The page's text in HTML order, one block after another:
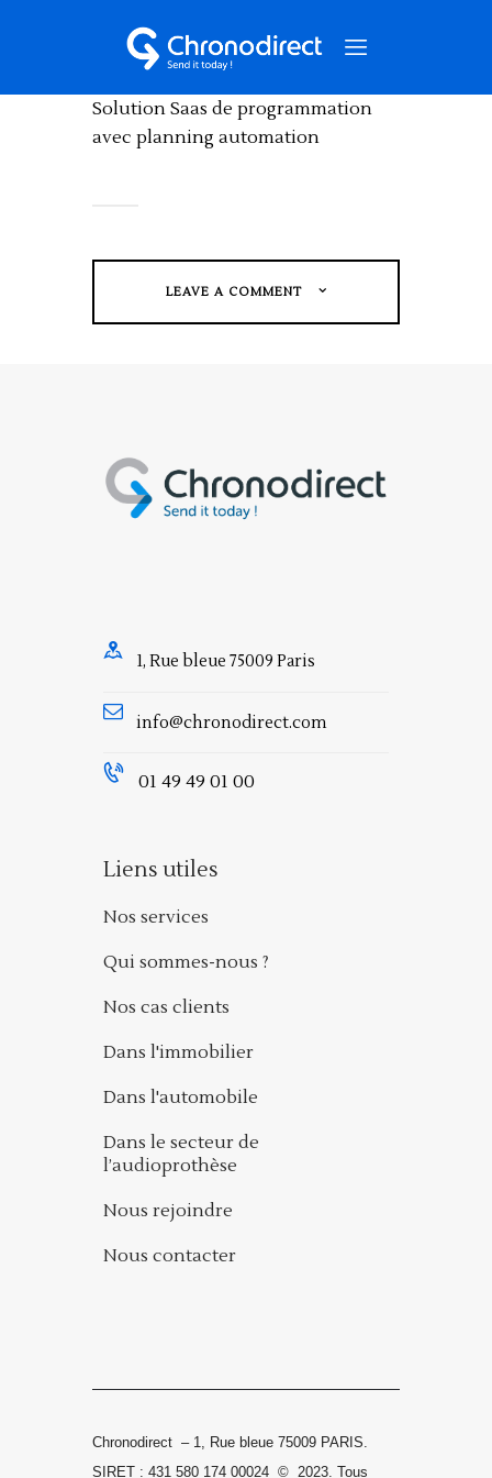
Mobile / Web
Solution Saas de programmation
avec planning automation
LEAVE A COMMENT
1, Rue bleue 75009 Paris
info@chronodirect.com
01 49 49 01 00
Liens utiles
Nos services
Qui sommes-nous ?
Nos cas clients
Dans l'immobilier
Dans l'automobile
Dans le secteur de
l’audioprothèse
Nous rejoindre
Nous contacter
Chronodirect – 1, Rue bleue 75009 PARIS.
SIRET : 431 580 174 00024 © 2023. Tous